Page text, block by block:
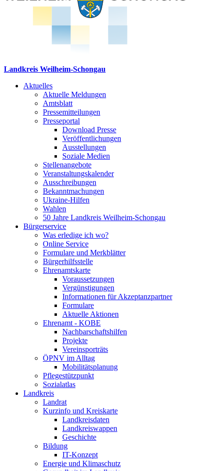
Landkreis Weilheim-Schongau
Aktuelles
Aktuelle Meldungen
Amtsblatt
Pressemitteilungen
Presseportal
Download Presse
Veröffentlichungen
Ausstellungen
Soziale Medien
Stellenangebote
Veranstaltungskalender
Ausschreibungen
Bekanntmachungen
Ukraine-Hilfen
Wahlen
50 Jahre Landkreis Weilheim-Schongau
Bürgerservice
Was erledige ich wo?
Online Service
Formulare und Merkblätter
Bürgerhilfsstelle
Ehrenamtskarte
Voraussetzungen
Vergünstigungen
Informationen für Akzeptanzpartner
Formulare
Aktuelle Aktionen
Ehrenamt - KOBE
Nachbarschaftshilfen
Projekte
Vereinsporträts
ÖPNV im Alltag
Mobilitätsplanung
Pflegestützpunkt
Sozialatlas
Landkreis
Landrat
Kurzinfo und Kreiskarte
Landkreisdaten
Landkreiswappen
Geschichte
Bildung
IT-Konzept
Energie und Klimaschutz